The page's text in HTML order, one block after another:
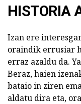
HISTORIA
Izan ere
oraindik errusiar
erraz azaldu da.
Beraz, haien
bataio in ziren
aldatu dira eta,